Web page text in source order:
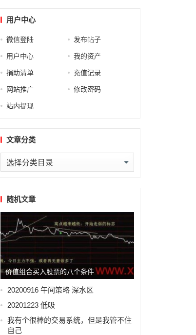
用户中心
微信登陆 发布帖子
用户中心 我的资产
捐助清单 充值记录
网站推广 修改密码
站内提现
文章分类
文
章
类随机文章
价值组合买入股票的八个条件
20200916 午间策略 深水区
20201223 低吸
我有个很棒的交易系统，但是我管不住
自己